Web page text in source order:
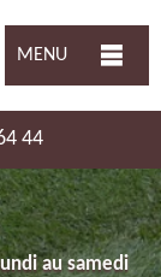
MENU
44
au samedi